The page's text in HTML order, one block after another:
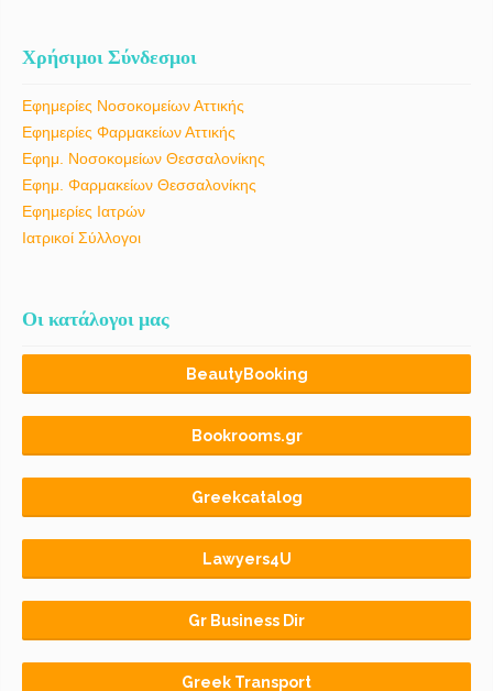
Χρήσιμοι Σύνδεσμοι
Εφημερίες Νοσοκομείων Αττικής
Εφημερίες Φαρμακείων Αττικής
Εφημ. Νοσοκομείων Θεσσαλονίκης
Εφημ. Φαρμακείων Θεσσαλονίκης
Εφημερίες Ιατρών
Ιατρικοί Σύλλογοι
Οι κατάλογοι μας
BeautyBooking
Bookrooms.gr
Greekcatalog
Lawyers4U
Gr Business Dir
Greek Transport